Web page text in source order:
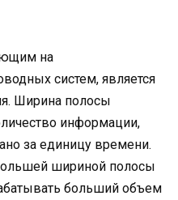
на
систем, является
Ширина полосы
информации,
за единицу времени.
шириной полосы
больший объем